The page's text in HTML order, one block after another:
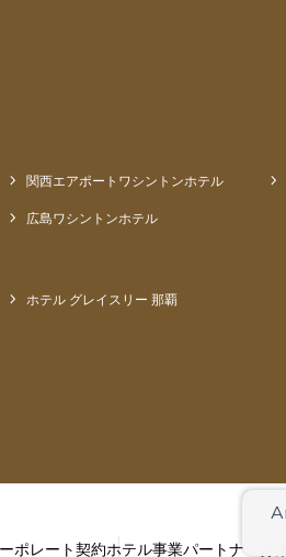
関西エアポートワシントンホテル
広島ワシントンホテル
ホテル グレイスリー 那覇
ポレート契約ホテル事業パートナー募集